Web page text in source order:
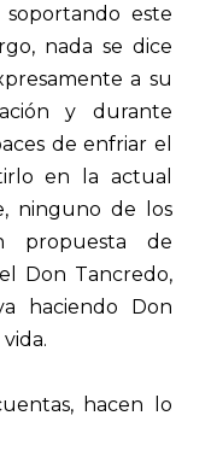
este
nada se dice
a su
y durante
de enfriar el
en la actual
ninguno de los
propuesta de
Don Tancredo,
haciendo Don
hacen lo